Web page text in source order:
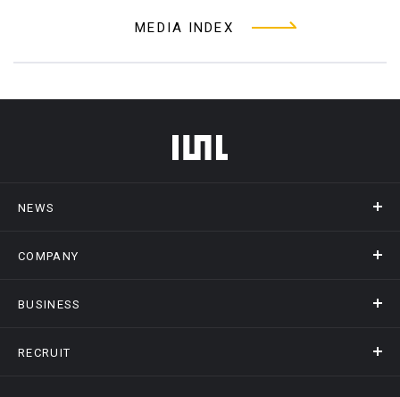
MEDIA INDEX
フッターメニュー
NEWS
ニュース
COMPANY
会社概要
BUSINESS
事業情報トップ
RECRUIT